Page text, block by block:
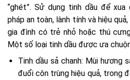
“ghét”. Sử dụng tinh dầu để
pháp an toàn, lành tính và hiệu
gia đình có trẻ nhỏ hoặc thú
Một số loại tinh dầu được ưa
Tinh dầu sả chanh: Mùi hương
đuổi côn trùng hiệu quả, trong